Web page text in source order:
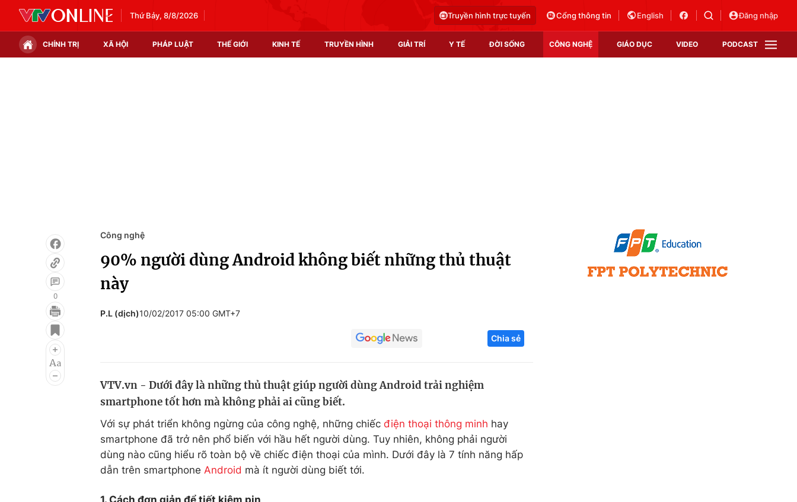
Thứ Bảy, 8/8/2026 Truyền hình trực tuyến Cổng thông tin English Đăng nhập
CHÍNH TRỊ XÃ HỘI PHÁP LUẬT THẾ GIỚI KINH TẾ TRUYỀN HÌNH GIẢI TRÍ Y TẾ ĐỜI SỐNG CÔNG NGHỆ GIÁO DỤC VIDEO PODCAST
Infographic
Điện ảnh
Âm nhạc
Chất lượng cuộc sống
Tuyển sinh
Hitech Công nghệ tương lai
Thị trường
Giao lưu trực tuyến
0
Công nghệ
90% người dùng Android không biết những thủ thuật
này
P.L (dịch)10/02/2017 05:00 GMT+7
Chia sẻ
VTV.vn - Dưới đây là những thủ thuật giúp người dùng Android trải nghiệm
smartphone tốt hơn mà không phải ai cũng biết.
Với sự phát triển không ngừng của công nghệ, những chiếc điện thoại thông minh hay
smartphone đã trở nên phổ biến với hầu hết người dùng. Tuy nhiên, không phải người
dùng nào cũng hiểu rõ toàn bộ về chiếc điện thoại của mình. Dưới đây là 7 tính năng hấp
dẫn trên smartphone Android mà ít người dùng biết tới.
1. Cách đơn giản để tiết kiệm pin